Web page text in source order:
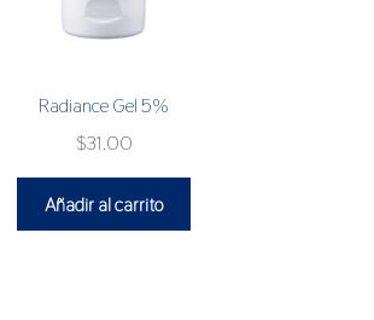
Radiance Gel 5%
$31.00
Añadir al carrito